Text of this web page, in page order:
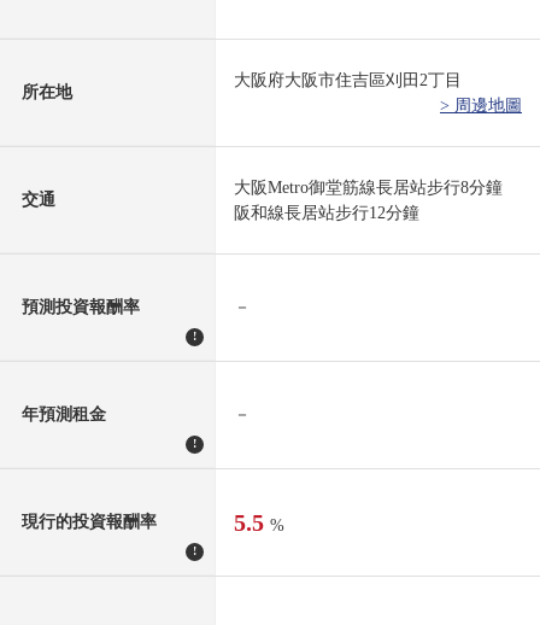
所在地
大阪府大阪市住吉區刈田2丁目
> 周邊地圖
交通
大阪Metro御堂筋線長居站步行8分鐘
阪和線長居站步行12分鐘
預測投資報酬率
!
－
年預測租金
!
－
現行的投資報酬率
!
5.5 %